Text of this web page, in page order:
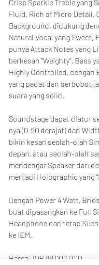
Crisp Sparkle Treble yang
Fluid, Rich of Micro Detail,
Background, didukung
Natural Vocal yang Sweet,
punya Attack Notes yang
berkesan "Weighty". Bass
Highly Controlled, dengan
yang padat dan berbobot
suara yang solid.
Soundstage dapat diatur
nya (0-90 derajat) dan
bikin kesan seolah-olah
depan, atau seolah-olah
mendengar Speaker dari
menjadi Holographic yang
Dengan Power 4 Watt,
buat dipasangkan ke Full
Headphone dan tetap
ke IEM.
Harga: IDR 88,000,000